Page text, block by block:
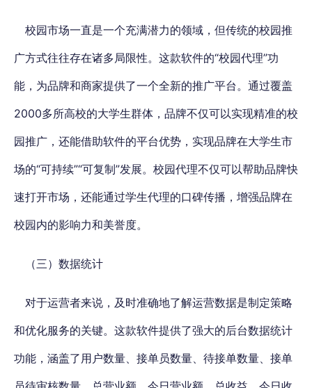
校园市场一直是一个充满潜力的领域，但传统的校园推
广方式往往存在诸多局限性。这款软件的“校园代理”功
能，为品牌和商家提供了一个全新的推广平台。通过覆盖
2000多所高校的大学生群体，品牌不仅可以实现精准的校
园推广，还能借助软件的平台优势，实现品牌在大学生市
场的“可持续”“可复制”发展。校园代理不仅可以帮助品牌快
速打开市场，还能通过学生代理的口碑传播，增强品牌在
校园内的影响力和美誉度。
（三）数据统计
对于运营者来说，及时准确地了解运营数据是制定策略
和优化服务的关键。这款软件提供了强大的后台数据统计
功能，涵盖了用户数量、接单员数量、待接单数量、接单